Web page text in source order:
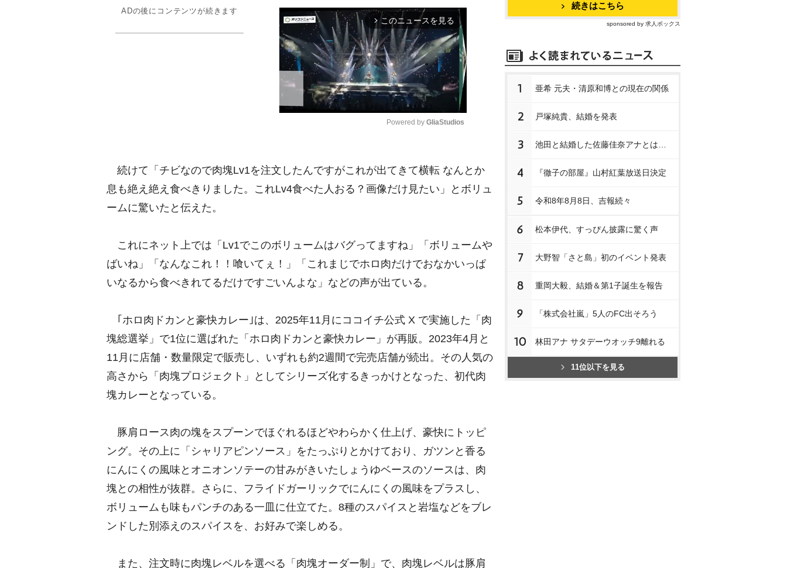
ADの後にコンテンツが続きます
arrow_forward_ios このニュースを見る
u
t
Powered by GliaStudios
続けて「チビなので肉塊Lv1を注文したんですがこれが出てきて横転 なんとか
息も絶え絶え食べきりました。これLv4食べた人おる？画像だけ見たい」とボリュ
ームに驚いたと伝えた。
これにネット上では「Lv1でこのボリュームはバグってますね」「ボリューム
ばいね」「なんなこれ！！喰いてぇ！」「これまじでホロ肉だけでおなかいっぱ
いなるから食べきれてるだけですごいんよな」などの声が出ている。
｢ホロ肉ドカンと豪快カレー｣は、2025年11月にココイチ公式 X で実施した「肉
塊総選挙」で1位に選ばれた「ホロ肉ドカンと豪快カレー」が再販。2023年4月と
11月に店舗・数量限定で販売し、いずれも約2週間で完売店舗が続出。その人気の
高さから「肉塊プロジェクト」としてシリーズ化するきっかけとなった、初代肉
塊カレーとなっている。
豚肩ロース肉の塊をスプーンでほぐれるほどやわらかく仕上げ、豪快にトッピ
ング。その上に「シャリアピンソース」をたっぷりとかけており、ガツンと香る
にんにくの風味とオニオンソテーの甘みがきいたしょうゆベースのソースは、肉
塊との相性が抜群。さらに、フライドガーリックでにんにくの風味をプラスし、
ボリュームも味もパンチのある一皿に仕立てた。8種のスパイスと岩塩などをブレ
ンドした別添えのスパイスを、お好みで楽しめる。
また、注文時に肉塊レベルを選べる「肉塊オーダー制」で、肉塊レベルは豚肩
続きはこちら
sponsored by 求人ボックス
1 亜希 元夫・清原和博との現在の関係
2 戸塚純貴、結婚を発表
3 池田と結婚した佐藤佳奈アナとは…
4 『徹子の部屋』山村紅葉放送日決定
5 令和8年8月8日、吉報続々
6 松本伊代、すっぴん披露に驚く声
7 大野智「さと島」初のイベント発表
8 重岡大毅、結婚＆第1子誕生を報告
9 「株式会社嵐」5人のFC出そろう
10 林田アナ サタデーウオッチ9離れる
11位以下を見る